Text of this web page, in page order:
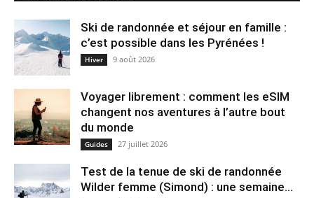
Ski de randonnée et séjour en famille :
c’est possible dans les Pyrénées !
Hiver 9 août 2026
Voyager librement : comment les eSIM
changent nos aventures à l’autre bout
du monde
Guides 27 juillet 2026
Test de la tenue de ski de randonnée
Wilder femme (Simond) : une semaine...